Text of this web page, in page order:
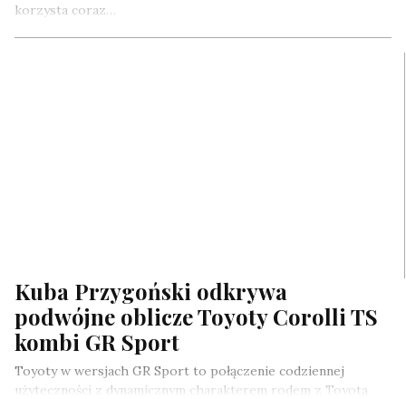
korzysta coraz…
Kuba Przygoński odkrywa
podwójne oblicze Toyoty Corolli TS
kombi GR Sport
Toyoty w wersjach GR Sport to połączenie codziennej
użyteczności z dynamicznym charakterem rodem z Toyota